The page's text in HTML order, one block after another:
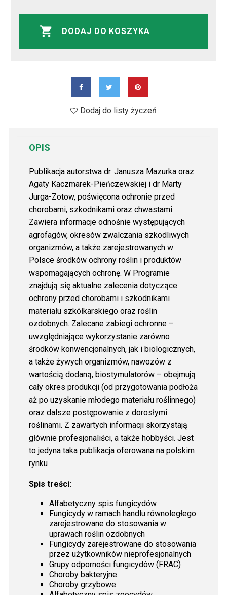
DODAJ DO KOSZYKA
Dodaj do listy życzeń
OPIS
Publikacja autorstwa dr. Janusza Mazurka oraz
Agaty Kaczmarek-Pieńczewskiej i dr Marty
Jurga-Zotow, poświęcona ochronie przed
chorobami, szkodnikami oraz chwastami.
Zawiera informacje odnośnie występujących
agrofagów, okresów zwalczania szkodliwych
organizmów, a także zarejestrowanych w
Polsce środków ochrony roślin i produktów
wspomagających ochronę. W Programie
znajdują się aktualne zalecenia dotyczące
ochrony przed chorobami i szkodnikami
materiału szkółkarskiego oraz roślin
ozdobnych. Zalecane zabiegi ochronne –
uwzględniające wykorzystanie zarówno
środków konwencjonalnych, jak i biologicznych,
a także żywych organizmów, nawozów z
wartością dodaną, biostymulatorów – obejmują
cały okres produkcji (od przygotowania podłoża
aż po uzyskanie młodego materiału roślinnego)
oraz dalsze postępowanie z dorosłymi
roślinami. Z zawartych informacji skorzystają
głównie profesjonaliści, a także hobbyści. Jest
to jedyna taka publikacja oferowana na polskim
rynku
Spis treści:
Alfabetyczny spis fungicydów
Fungicydy w ramach handlu równoległego
zarejestrowane do stosowania w
uprawach roślin ozdobnych
Fungicydy zarejestrowane do stosowania
przez użytkowników nieprofesjonalnych
Grupy odporności fungicydów (FRAC)
Choroby bakteryjne
Choroby grzybowe